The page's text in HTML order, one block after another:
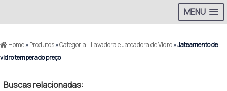
MENU
Home»Produtos»Categoria - Lavadora e Jateadora de Vidro»Jateamento de
vidro temperado preço
Buscas relacionadas: